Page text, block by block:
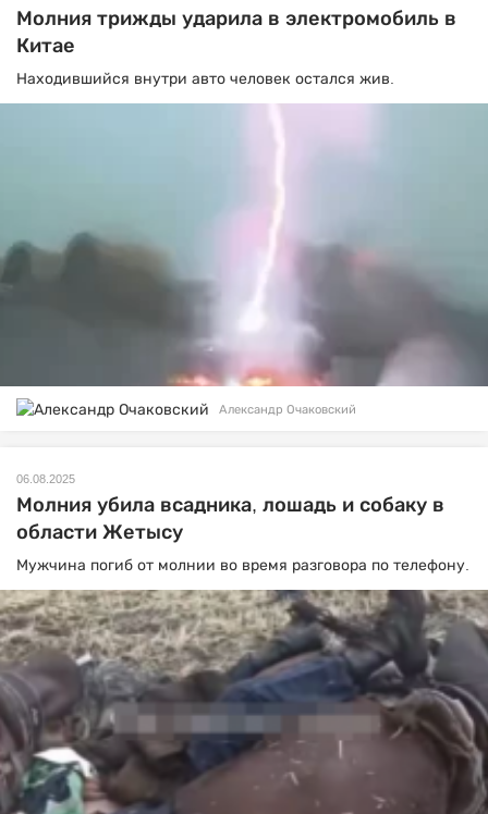
Молния трижды ударила в электромобиль в
Китае
Находившийся внутри авто человек остался жив.
Александр Очаковский
06.08.2025
Молния убила всадника, лошадь и собаку в
области Жетысу
Мужчина погиб от молнии во время разговора по телефону.